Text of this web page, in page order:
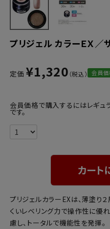
プリジェル カラーＥＸ／
定価 ¥1,320 会員価
会員価格で購入するにはレギ
です。
カート
プリジェルカラーEXは、薄塗り
くいレベリング力で操作性に優
慮し、トータルで機能性を発揮。